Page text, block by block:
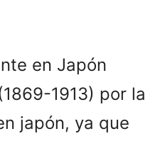
en Japón
1913) por la
japón, ya que